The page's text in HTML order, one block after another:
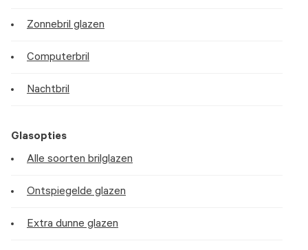
Zonnebril glazen
Computerbril
Nachtbril
Glasopties
Alle soorten brilglazen
Ontspiegelde glazen
Extra dunne glazen